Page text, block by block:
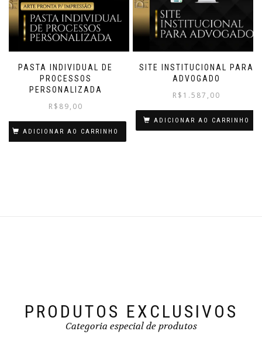
PASTA INDIVIDUAL DE
PROCESSOS
PERSONALIZADA
R$ 89,00
ADICIONAR AO CARRINHO
SITE INSTITUCIONAL PARA
ADVOGADO
R$ 1.587,00
ADICIONAR AO CARRINHO
PRODUTOS EXCLUSIVOS
Categoria especial de produtos